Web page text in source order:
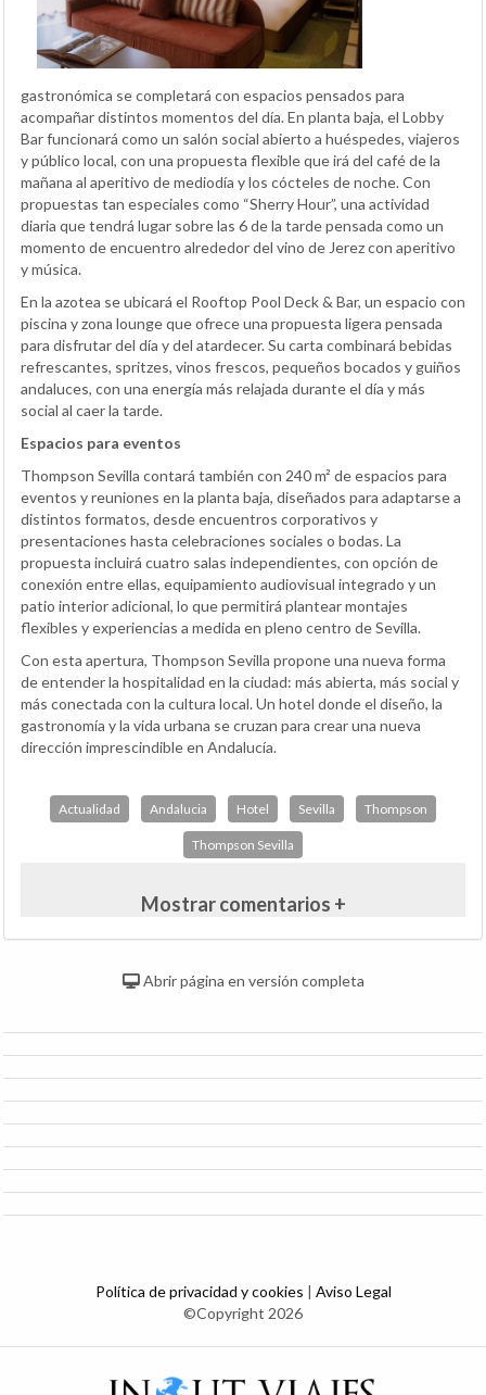
gastronómica se completará con espacios pensados para
acompañar distintos momentos del día. En planta baja, el Lobby
Bar funcionará como un salón social abierto a huéspedes, viajeros
y público local, con una propuesta flexible que irá del café de la
mañana al aperitivo de mediodía y los cócteles de noche. Con
propuestas tan especiales como “Sherry Hour”, una actividad
diaria que tendrá lugar sobre las 6 de la tarde pensada como un
momento de encuentro alrededor del vino de Jerez con aperitivo
y música.
En la azotea se ubicará el Rooftop Pool Deck & Bar, un espacio con
piscina y zona lounge que ofrece una propuesta ligera pensada
para disfrutar del día y del atardecer. Su carta combinará bebidas
refrescantes, spritzes, vinos frescos, pequeños bocados y guiños
andaluces, con una energía más relajada durante el día y más
social al caer la tarde.
Espacios para eventos
Thompson Sevilla contará también con 240 m² de espacios para
eventos y reuniones en la planta baja, diseñados para adaptarse a
distintos formatos, desde encuentros corporativos y
presentaciones hasta celebraciones sociales o bodas. La
propuesta incluirá cuatro salas independientes, con opción de
conexión entre ellas, equipamiento audiovisual integrado y un
patio interior adicional, lo que permitirá plantear montajes
flexibles y experiencias a medida en pleno centro de Sevilla.
Con esta apertura, Thompson Sevilla propone una nueva forma
de entender la hospitalidad en la ciudad: más abierta, más social y
más conectada con la cultura local. Un hotel donde el diseño, la
gastronomía y la vida urbana se cruzan para crear una nueva
dirección imprescindible en Andalucía.
Actualidad Andalucia Hotel Sevilla Thompson
Thompson Sevilla
Mostrar comentarios +
Abrir página en versión completa
Política de privacidad y cookies | Aviso Legal
©Copyright 2026